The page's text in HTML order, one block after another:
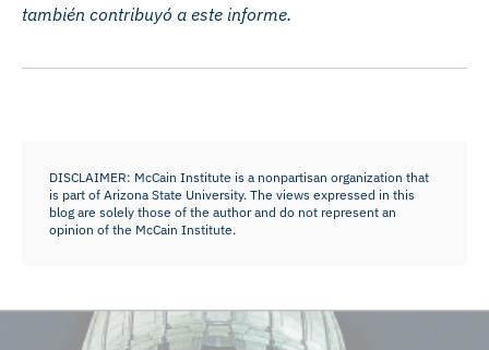
también contribuyó a este informe.
DISCLAIMER: McCain Institute is a nonpartisan organization that
is part of Arizona State University. The views expressed in this
blog are solely those of the author and do not represent an
opinion of the McCain Institute.